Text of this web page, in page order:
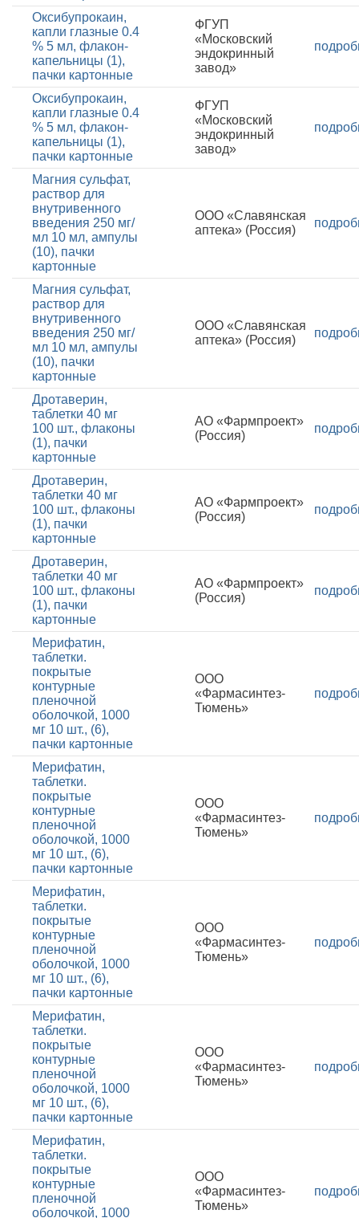
Оксибупрокаин,
капли глазные 0.4
% 5 мл, флакон-
капельницы (1),
пачки картонные
ФГУП
«Московский
эндокринный
завод»
Оксибупрокаин,
капли глазные 0.4
% 5 мл, флакон-
капельницы (1),
пачки картонные
ФГУП
«Московский
эндокринный
завод»
Магния сульфат,
раствор для
внутривенного
введения 250 мг/
мл 10 мл, ампулы
(10), пачки
картонные
ООО «Славянская
аптека» (Россия)
Магния сульфат,
раствор для
внутривенного
введения 250 мг/
мл 10 мл, ампулы
(10), пачки
картонные
ООО «Славянская
аптека» (Россия)
Дротаверин,
таблетки 40 мг
100 шт., флаконы
(1), пачки
картонные
АО «Фармпроект»
(Россия)
Дротаверин,
таблетки 40 мг
100 шт., флаконы
(1), пачки
картонные
АО «Фармпроект»
(Россия)
Дротаверин,
таблетки 40 мг
100 шт., флаконы
(1), пачки
картонные
АО «Фармпроект»
(Россия)
Мерифатин,
таблетки.
покрытые
контурные
пленочной
оболочкой, 1000
мг 10 шт., (6),
пачки картонные
ООО
«Фармасинтез-
Тюмень»
Мерифатин,
таблетки.
покрытые
контурные
пленочной
оболочкой, 1000
мг 10 шт., (6),
пачки картонные
ООО
«Фармасинтез-
Тюмень»
Мерифатин,
таблетки.
покрытые
контурные
пленочной
оболочкой, 1000
мг 10 шт., (6),
пачки картонные
ООО
«Фармасинтез-
Тюмень»
Мерифатин,
таблетки.
покрытые
контурные
пленочной
оболочкой, 1000
мг 10 шт., (6),
пачки картонные
ООО
«Фармасинтез-
Тюмень»
Мерифатин,
таблетки.
покрытые
контурные
пленочной
оболочкой, 1000
ООО
«Фармасинтез-
Тюмень»